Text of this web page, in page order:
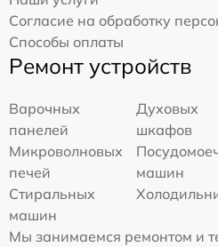
Согласие на обработку
Способы оплаты
Ремонт устройств
Варочных
панелей
Духовых
шкафов
Микроволновых
печей
машин
Стиральных
машин
Мы занимаемся ремонтом и